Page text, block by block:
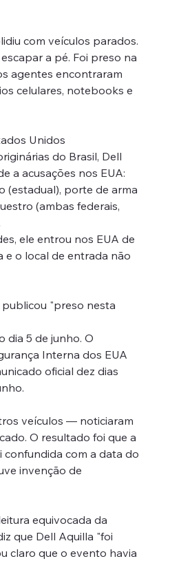
com veículos parados.
a pé. Foi preso na
agentes encontraram
celulares, notebooks e
Unidos
do Brasil, Dell
a acusações nos EUA:
(estadual), porte de arma
(ambas federais,
ele entrou nos EUA de
e o local de entrada não
"preso nesta
dia 5 de junho. O
Interna dos EUA
oficial dez dias
veículos — noticiaram
O resultado foi que a
confundida com a data do
invenção de
equivocada da
que Dell Aquilla "foi
claro que o evento havia